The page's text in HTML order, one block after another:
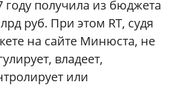
году получила из бюджета
руб. При этом RT, судя
на сайте Минюста, не
владеет,
или